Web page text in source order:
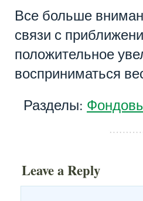
Все больше
связи с
положительное
восприниматься
Разделы:
Leave a Reply